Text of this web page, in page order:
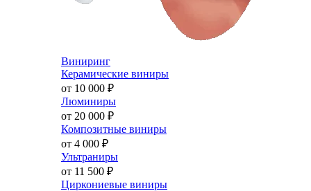
Виниринг
Керамические виниры
от 10 000 ₽
Люминиры
от 20 000 ₽
Композитные виниры
от 4 000 ₽
Ультраниры
от 11 500 ₽
Циркониевые виниры